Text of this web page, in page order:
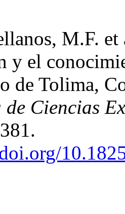
M.F.
y el
de Tolima,
Ciencias